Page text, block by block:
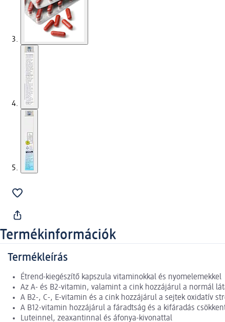
Termékinformációk
Termékleírás
Étrend-kiegészítő kapszula vitaminokkal és nyomelemekkel
Az A- és B2-vitamin, valamint a cink hozzájárul a normál
A B2-, C-, E-vitamin és a cink hozzájárul a sejtek oxidatív
A B12-vitamin hozzájárul a fáradtság és a kifáradás
Luteinnel, zeaxantinnal és áfonya-kivonattal